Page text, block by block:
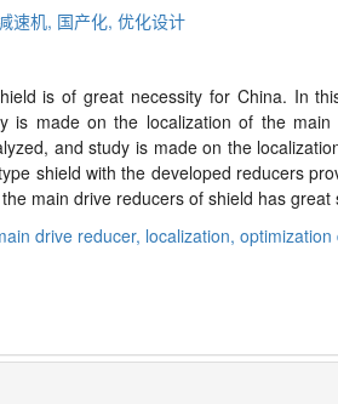
速机, 国产化, 优化设计
is of great necessity for China. In
is made on the localization of the
and study is made on the
shield with the developed reducers
main drive reducers of shield has
drive reducer, localization, optimization